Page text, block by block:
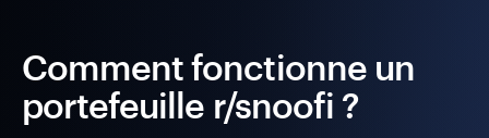
Comment fonctionne un
portefeuille r/snoofi ?